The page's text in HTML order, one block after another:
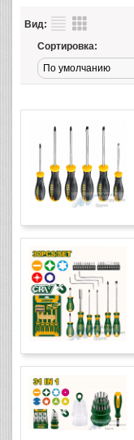
Вид:
Сортировка: